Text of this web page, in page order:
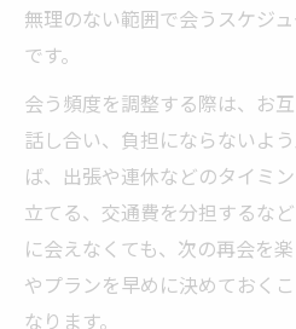
無理のない範囲で会うスケジ
です。
会う頻度を調整する際は、お
話し合い、負担にならないよ
ば、出張や連休などのタイミ
立てる、交通費を分担するな
に会えなくても、次の再会を
やプランを早めに決めておく
なります。